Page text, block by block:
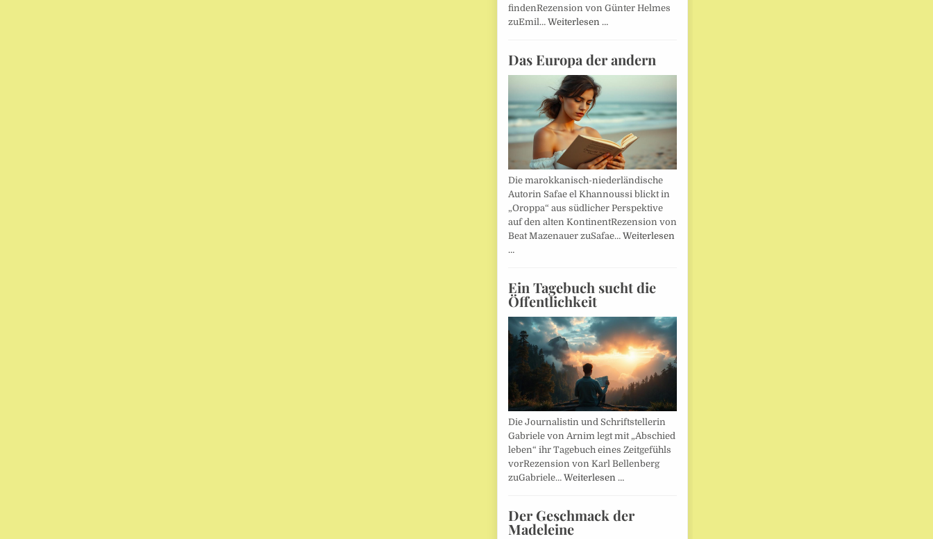
findenRezension von Günter Helmes
zuEmil… Weiterlesen …
Das Europa der andern
Die marokkanisch-niederländische
Autorin Safae el Khannoussi blickt in
„Oroppa“ aus südlicher Perspektive
auf den alten KontinentRezension von
Beat Mazenauer zuSafae… Weiterlesen
…
Ein Tagebuch sucht die
Öffentlichkeit
Die Journalistin und Schriftstellerin
Gabriele von Arnim legt mit „Abschied
leben“ ihr Tagebuch eines Zeitgefühls
vorRezension von Karl Bellenberg
zuGabriele… Weiterlesen …
Der Geschmack der
Madeleine